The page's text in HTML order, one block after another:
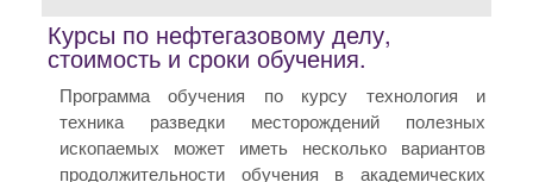
Курсы по нефтегазовому делу,
стоимость и сроки обучения.
Программа обучения по курсу технология и
техника разведки месторождений полезных
ископаемых может иметь несколько вариантов
продолжительности обучения в академических